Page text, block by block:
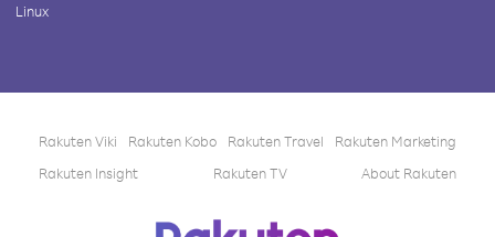
Linux
Rakuten Viki Rakuten Kobo Rakuten Travel
Rakuten Marketing
Rakuten Insight
Rakuten TV About Rakuten